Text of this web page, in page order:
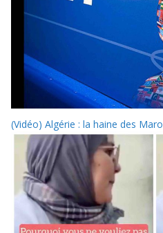
(Vidéo) Algérie : la haine des